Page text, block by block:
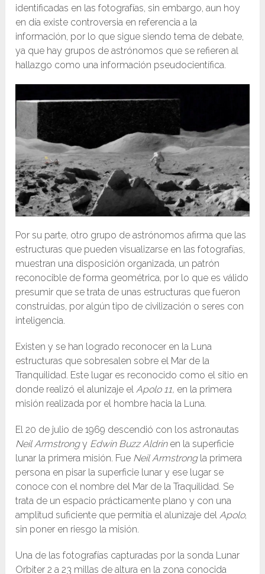
identificadas en las fotografías, sin embargo, aun hoy
en día existe controversia en referencia a la
información, por lo que sigue siendo tema de debate,
ya que hay grupos de astrónomos que se refieren al
hallazgo como una información pseudocientífica.
Por su parte, otro grupo de astrónomos afirma que las
estructuras que pueden visualizarse en las fotografías,
muestran una disposición organizada, un patrón
reconocible de forma geométrica, por lo que es válido
presumir que se trata de unas estructuras que fueron
construidas, por algún tipo de civilización o seres con
inteligencia.
Existen y se han logrado reconocer en la Luna
estructuras que sobresalen sobre el Mar de la
Tranquilidad. Este lugar es reconocido como el sitio en
donde realizó el alunizaje el Apolo 11, en la primera
misión realizada por el hombre hacia la Luna.
El 20 de julio de 1969 descendió con los astronautas
Neil Armstrongy Edwin Buzz Aldrinen la superficie
lunar la primera misión. Fue Neil Armstrongla primera
persona en pisar la superficie lunar y ese lugar se
conoce con el nombre del Mar de la Traquilidad. Se
trata de un espacio prácticamente plano y con una
amplitud suficiente que permitía el alunizaje del Apolo,
sin poner en riesgo la misión.
Una de las fotografías capturadas por la sonda Lunar
Orbiter 2 a 23 millas de altura en la zona conocida